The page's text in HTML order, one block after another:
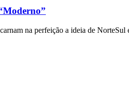
na perfeição a ideia de